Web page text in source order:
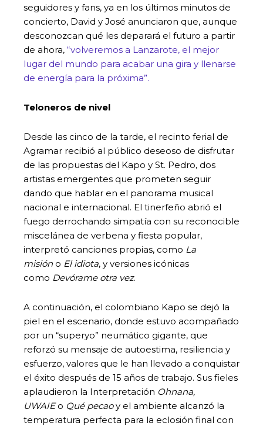
seguidores y fans, ya en los últimos minutos de
concierto, David y José anunciaron que, aunque
desconozcan qué les deparará el futuro a partir
de ahora, “volveremos a Lanzarote, el mejor
lugar del mundo para acabar una gira y llenarse
de energía para la próxima”.
Teloneros de nivel
Desde las cinco de la tarde, el recinto ferial de
Agramar recibió al público deseoso de disfrutar
de las propuestas del Kapo y St. Pedro, dos
artistas emergentes que prometen seguir
dando que hablar en el panorama musical
nacional e internacional. El tinerfeño abrió el
fuego derrochando simpatía con su reconocible
miscelánea de verbena y fiesta popular,
interpretó canciones propias, como La
misión o El idiota, y versiones icónicas
como Devórame otra vez.
A continuación, el colombiano Kapo se dejó la
piel en el escenario, donde estuvo acompañado
por un “superyo” neumático gigante, que
reforzó su mensaje de autoestima, resiliencia y
esfuerzo, valores que le han llevado a conquistar
el éxito después de 15 años de trabajo. Sus fieles
aplaudieron la Interpretación Ohnana,
UWAIEo Qué pecaoy el ambiente alcanzó la
temperatura perfecta para la eclosión final con